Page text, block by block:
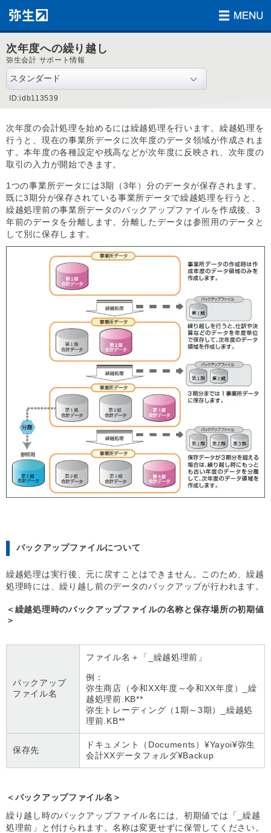
次年度への繰り越し
弥生会計 サポート情報
ID:idb113539
次年度の会計処理を始めるには繰越処理を行います。繰越処理を
行うと、現在の事業所データに次年度のデータ領域が作成されま
す。本年度の各種設定や残高などが次年度に反映され、次年度の
取引の入力が開始できます。
1つの事業所データには3期（3年）分のデータが保存されます。
既に3期分が保存されている事業所データで繰越処理を行うと、
繰越処理前の事業所データのバックアップファイルを作成後、3
年前のデータを分離します。分離したデータは参照用のデータと
して別に保存します。
バックアップファイルについて
繰越処理は実行後、元に戻すことはできません。このため、繰越
処理時には、繰り越し前のデータのバックアップが行われます。
＜繰越処理時のバックアップファイルの名称と保存場所の初期値
＞
バックアップ
ファイル名
ファイル名＋「_繰越処理前」
例：
弥生商店（令和XX年度～令和XX年度）_繰
越処理前.KB**
弥生トレーディング（1期～3期）_繰越処
理前.KB**
保存先
ドキュメント（Documents）¥Yayoi¥弥生
会計XXデータフォルダ¥Backup
＜バックアップファイル名＞
繰り越し時のバックアップファイル名には、初期値では「_繰越
処理前」と付けられます。名称は変更せずに保管してください。